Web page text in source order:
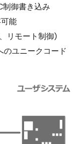
制御書き込み
能
リモート制御)
のユニークコード